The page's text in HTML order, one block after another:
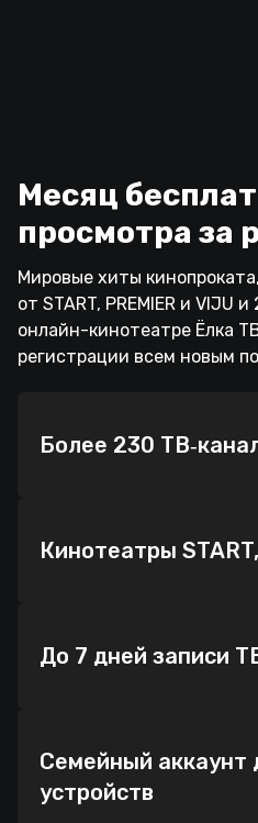
Месяц
просмотра за
Мировые хиты
от START, PREMIER и VIJU
онлайн-кинотеатре Ёлка
регистрации всем новым
Более 230
Кинотеатры
До 7 дней записи
Семейный аккаунт
устройств